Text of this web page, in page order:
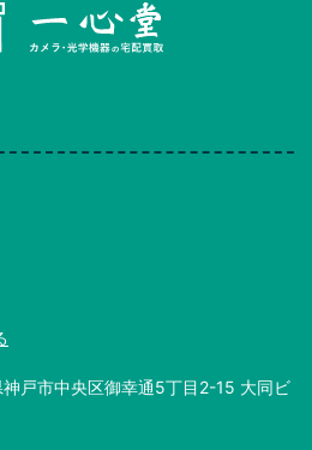
戸市中央区御幸通5丁目2-15 大同ビ